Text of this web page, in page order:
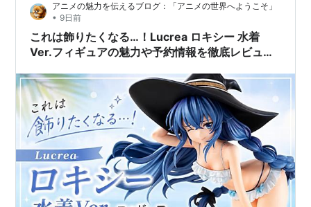
テイク9の良い口コミと気になる口コミ コンパクトなク
ーラーボックスとして人気を集める理由 容量や使い方か
ら見た向いている人と購入前の注意点 …
アニメの魅力を伝えるブログ：「アニメの世界へようこそ」
• 9日前
これは飾りたくなる…！Lucrea ロキシー 水着
Ver.フィギュアの魅力や予約情報を徹底レビュ